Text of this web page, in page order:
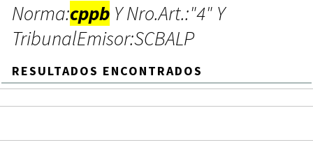
Norma:cppb Y Nro.Art.:"4" Y
TribunalEmisor:SCBALP
RESULTADOS ENCONTRADOS